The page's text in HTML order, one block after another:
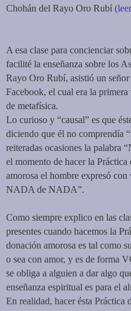
Chohán del Rayo Oro Rubí
A esa clase para concienciar
facilité la enseñanza sobre los
Rayo Oro Rubí, asistió un
Facebook, el cual era la
de metafísica.
Lo curioso y “causal” es que
diciendo que él no comprendía
reiteradas ocasiones la palabra
el momento de hacer la
amorosa el hombre expresó
NADA de NADA”.
Como siempre explico en las
presentes cuando hacemos la
donación amorosa es tal como
o sea con amor, y es de forma
se obliga a alguien a dar algo
enseñanza espiritual es para el
En realidad, hacer ésta Práctica